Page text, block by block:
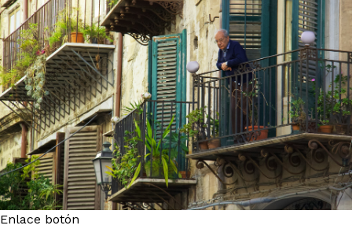
Enlace botón